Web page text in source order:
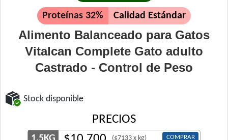
Proteínas 32% Calidad Estándar
Alimento Balanceado para Gatos
Vitalcan Complete Gato adulto
Castrado - Control de Peso
Stock disponible
PRECIOS
($7133 x kg) COMPRAR